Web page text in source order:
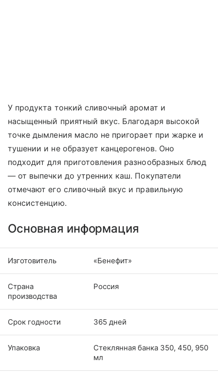
У продукта тонкий сливочный аромат и
насыщенный приятный вкус. Благодаря высокой
точке дымления масло не пригорает при жарке и
тушении и не образует канцерогенов. Оно
подходит для приготовления разнообразных блюд
— от выпечки до утренних каш. Покупатели
отмечают его сливочный вкус и правильную
консистенцию.
Основная информация
Изготовитель «Бенефит»
Страна
производства
Россия
Срок годности 365 дней
Упаковка
Стеклянная банка 350, 450, 950
мл